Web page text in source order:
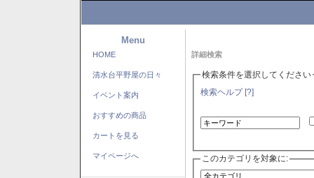
Menu
HOME
清水台平野屋の日々
イベント案内
おすすめの商品
カートを見る
マイページへ
詳細検索
検索条件を選択してください
検索ヘルプ [?]
このカテゴリを対象に: